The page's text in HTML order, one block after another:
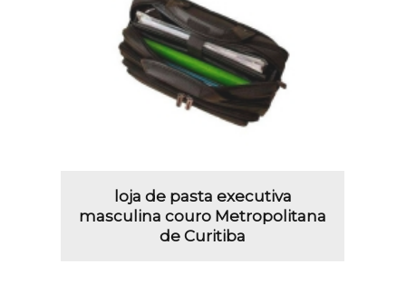
loja de pasta executiva
masculina couro Metropolitana
de Curitiba